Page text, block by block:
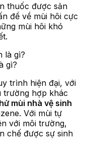
thuốc được sản
đề về mùi hôi cực
mùi hôi khó
gì?
trình hiện đại, với
trường hợp khác
mùi nhà vệ sinh
Với mùi tự
với môi trường,
chế được sự sinh